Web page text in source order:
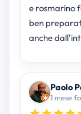
e rosmarino
ben
anche
Paolo
1 mese